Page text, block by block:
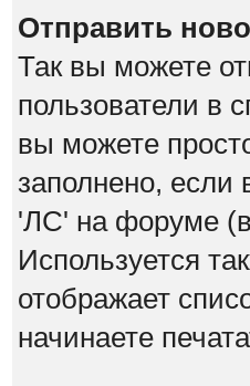
Отправить
Так вы можете
пользователи в
вы можете
заполнено, если
'ЛС' на форуме
Используется
отображает
начинаете